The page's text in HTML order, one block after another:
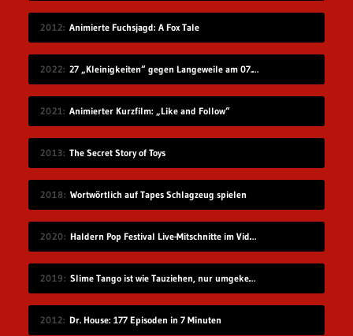
2012 Animierte Fuchsjagd: A Fox Tale
2022 27 „Kleinigkeiten“ gegen Langeweile am 07.08.2022
2021 Animierter Kurzfilm: „Like and Follow“
2013 The Secret Story of Toys
2018 Wortwörtlich auf Tapes Schlagzeug spielen
2020 Haldern Pop Festival Live-Mitschnitte im Videostream (2008-2019)
2019 Slime Tango ist wie Tauziehen, nur umgekehrt
2012 Dr. House: 177 Episoden in 7 Minuten